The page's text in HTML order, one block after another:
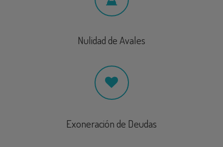
Nulidad de Avales
Exoneración de Deudas